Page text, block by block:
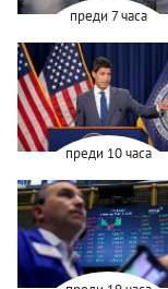
преди 7 часа
преди 10 часа